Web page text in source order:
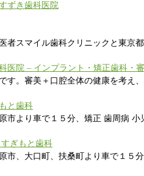
ずき歯科医院
者スマイル歯科クリニックと東京
医院 – インプラント・矯正歯科・
す。審美＋口腔全体の健康を考え
と歯科
市より車で１５分、矯正 歯周病
ぎもと歯科
市、大口町、扶桑町より車で１５